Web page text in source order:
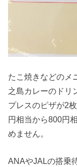
たこ焼きなどのメ
之島カレーのドリ
プレスのピザが2
円相当から800円
めません。
ANAやJALの搭乗